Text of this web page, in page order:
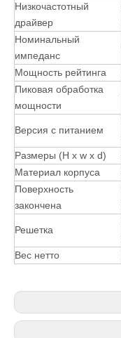
Низкочастотный
драйвер
Номинальный
импеданс
Мощность рейтинга
Пиковая обработка
мощности
Версия с питанием
Размеры (H x w x d)
Материал корпуса
Поверхность
закончена
Решетка
Вес нетто